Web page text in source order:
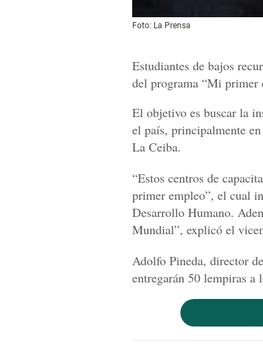
Foto: La Prensa
Estudiantes de bajos
del programa “Mi primer
El objetivo es buscar la
el país, principalmente
La Ceiba.
“Estos centros de
primer empleo”, el cual
Desarrollo Humano.
Mundial”, explicó el
Adolfo Pineda, director
entregarán 50 lempiras a